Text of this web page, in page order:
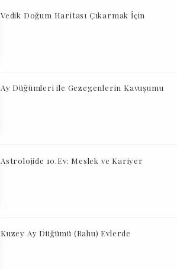
Vedik Doğum Haritası Çıkarmak İçin
Ay Düğümleri ile Gezegenlerin Kavuşumu
Astrolojide 10.Ev: Meslek ve Kariyer
Kuzey Ay Düğümü (Rahu) Evlerde